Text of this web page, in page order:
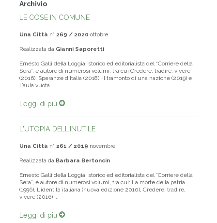
Archivio
LE COSE IN COMUNE
Una Città n° 269 / 2020 ottobre
Realizzata da Gianni Saporetti
Ernesto Galli della Loggia, storico ed editorialista del “Corriere della
Sera”, è autore di numerosi volumi, tra cui Credere, tradire, vivere
(2016), Speranze d’Italia (2018), Il tramonto di una nazione (2019) e
L’aula vuota...
Leggi di più
L'UTOPIA DELL'INUTILE
Una Città n° 261 / 2019 novembre
Realizzata da Barbara Bertoncin
Ernesto Galli della Loggia, storico ed editorialista del “Corriere della
Sera”, è autore di numerosi volumi, tra cui: La morte della patria
(1996), L’identità italiana (nuova edizione 2010), Credere, tradire,
vivere (2016) ...
Leggi di più